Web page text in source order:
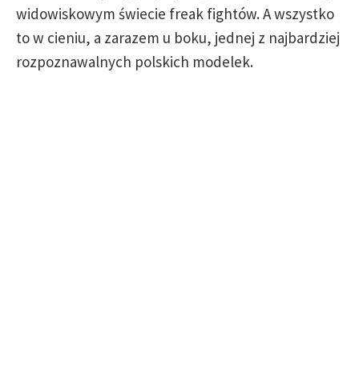
widowiskowym świecie freak fightów. A wszystko
to w cieniu, a zarazem u boku, jednej z najbardziej
rozpoznawalnych polskich modelek.